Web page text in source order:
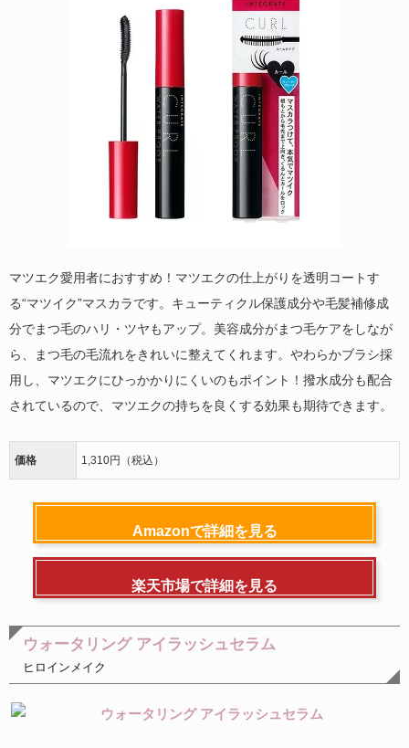
マツエク愛用者におすすめ！マツエクの仕上がりを透明コートす
る“マツイク”マスカラです。キューティクル保護成分や毛髪補修成
分でまつ毛のハリ・ツヤもアップ。美容成分がまつ毛ケアをしなが
ら、まつ毛の毛流れをきれいに整えてくれます。やわらかブラシ採
用し、マツエクにひっかかりにくいのもポイント！撥水成分も配合
されているので、マツエクの持ちを良くする効果も期待できます。
価格 1,310円（税込）
Amazonで詳細を見る
楽天市場で詳細を見る
ウォータリング アイラッシュセラム
ヒロインメイク